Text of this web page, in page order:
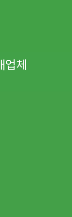
업체